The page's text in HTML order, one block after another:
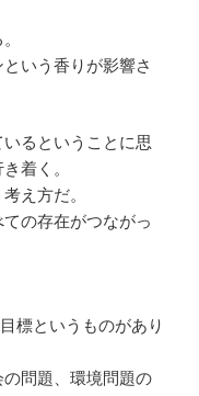
いう香りが影響さ
るということに思
着く。
え方だ。
の存在がつながっ
標というものがあり
問題、環境問題の